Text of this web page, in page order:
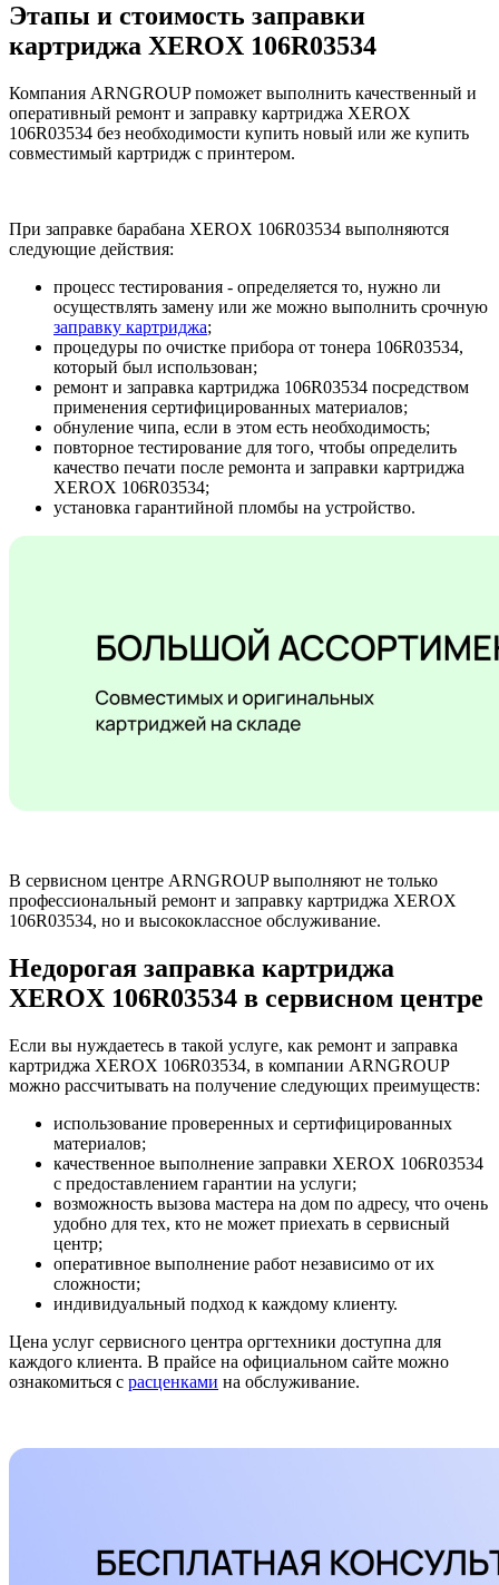
Этапы и стоимость заправки
картриджа XEROX 106R03534
Компания ARNGROUP поможет выполнить качественный и
оперативный ремонт и заправку картриджа XEROX
106R03534 без необходимости купить новый или же купить
совместимый картридж с принтером.
При заправке барабана XEROX 106R03534 выполняются
следующие действия:
процесс тестирования - определяется то, нужно ли
осуществлять замену или же можно выполнить срочную
заправку картриджа;
процедуры по очистке прибора от тонера 106R03534,
который был использован;
ремонт и заправка картриджа 106R03534 посредством
применения сертифицированных материалов;
обнуление чипа, если в этом есть необходимость;
повторное тестирование для того, чтобы определить
качество печати после ремонта и заправки картриджа
XEROX 106R03534;
установка гарантийной пломбы на устройство.
В сервисном центре ARNGROUP выполняют не только
профессиональный ремонт и заправку картриджа XEROX
106R03534, но и высококлассное обслуживание.
Недорогая заправка картриджа
XEROX 106R03534 в сервисном центре
Если вы нуждаетесь в такой услуге, как ремонт и заправка
картриджа XEROX 106R03534, в компании ARNGROUP
можно рассчитывать на получение следующих преимуществ:
использование проверенных и сертифицированных
материалов;
качественное выполнение заправки XEROX 106R03534
с предоставлением гарантии на услуги;
возможность вызова мастера на дом по адресу, что очень
удобно для тех, кто не может приехать в сервисный
центр;
оперативное выполнение работ независимо от их
сложности;
индивидуальный подход к каждому клиенту.
Цена услуг сервисного центра оргтехники доступна для
каждого клиента. В прайсе на официальном сайте можно
ознакомиться с расценками на обслуживание.